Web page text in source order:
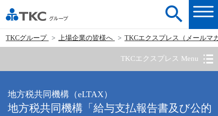
TKCグループ 上場企業の皆様へ TKCエクスプレス（メールマ
TKCエクスプレス Menu
地方税共同機構（eLTAX）
地方税共同機構「給与支払報告書及び公的